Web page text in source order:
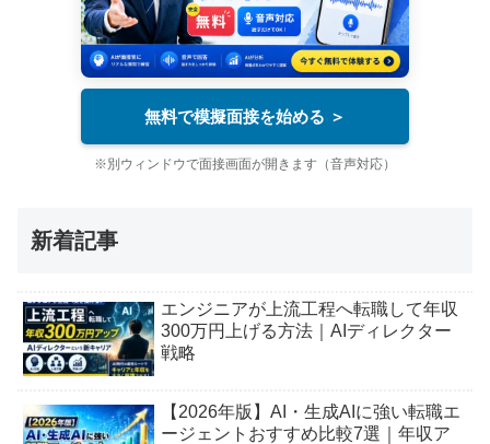
無料で模擬面接を始める ＞
※別ウィンドウで面接画面が開きます（音声対応）
新着記事
エンジニアが上流工程へ転職して年収
300万円上げる方法｜AIディレクター
戦略
【2026年版】AI・生成AIに強い転職エ
ージェントおすすめ比較7選｜年収ア